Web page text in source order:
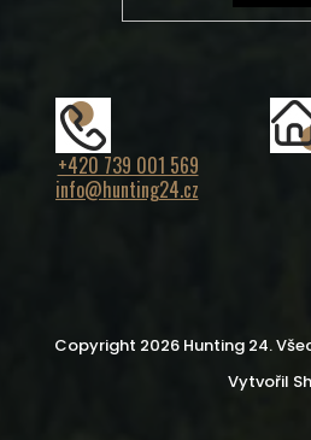
+420 739 001 569
info@hunting24.cz
Vytvořil
Copyright 2026 Hunting 24.